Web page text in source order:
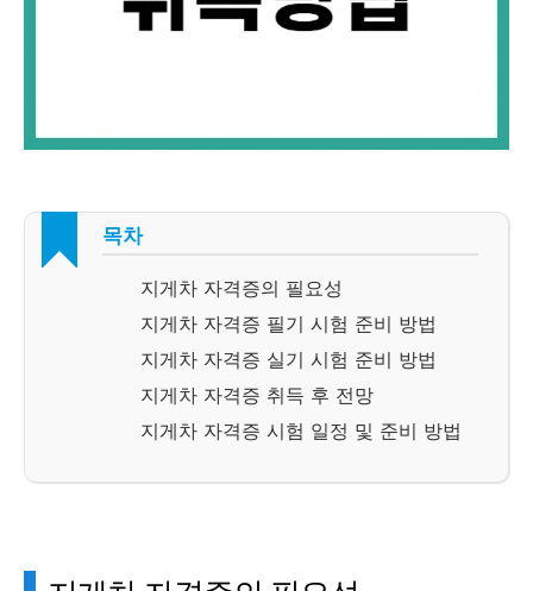
목차
지게차 자격증의 필요성
지게차 자격증 필기 시험 준비 방법
지게차 자격증 실기 시험 준비 방법
지게차 자격증 취득 후 전망
지게차 자격증 시험 일정 및 준비 방법